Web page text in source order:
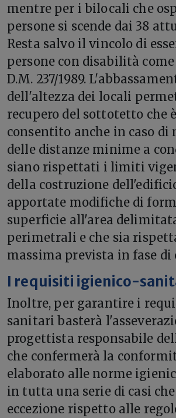
mentre per i bilocali che
persone si scende dai 38
Resta salvo il vincolo di
persone con disabilità
D.M. 237/1989.
dell'altezza dei locali
recupero del sottotetto che
consentito anche in caso di
delle distanze minime a
siano rispettati i limiti
della costruzione
apportate modifiche di
superficie all'area
perimetrali e che sia
massima prevista in fase di
I requisiti igienico-
Inoltre, per garantire i
sanitari basterà
progettista responsabile
che confermerà la
elaborato alle norme
in tutta una serie di casi
eccezione rispetto alle